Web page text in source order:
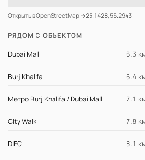
Открыть в OpenStreetMap →25.1428, 55.2943
РЯДОМ С ОБЪЕКТОМ
Dubai Mall 6.3
Burj Khalifa 6.4
Метро Burj Khalifa / Dubai Mall 7.1
City Walk 7.8
DIFC 8.1